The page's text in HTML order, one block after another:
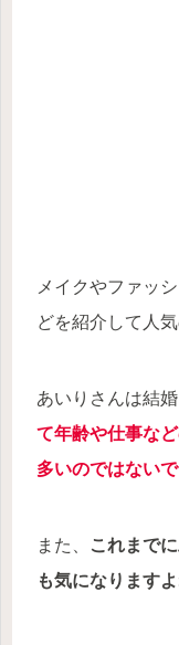
メイクやファッ
どを紹介して人気
あいりさんは結
て年齢や仕事な
多いのではないで
また、
これまで
も気になりますよ